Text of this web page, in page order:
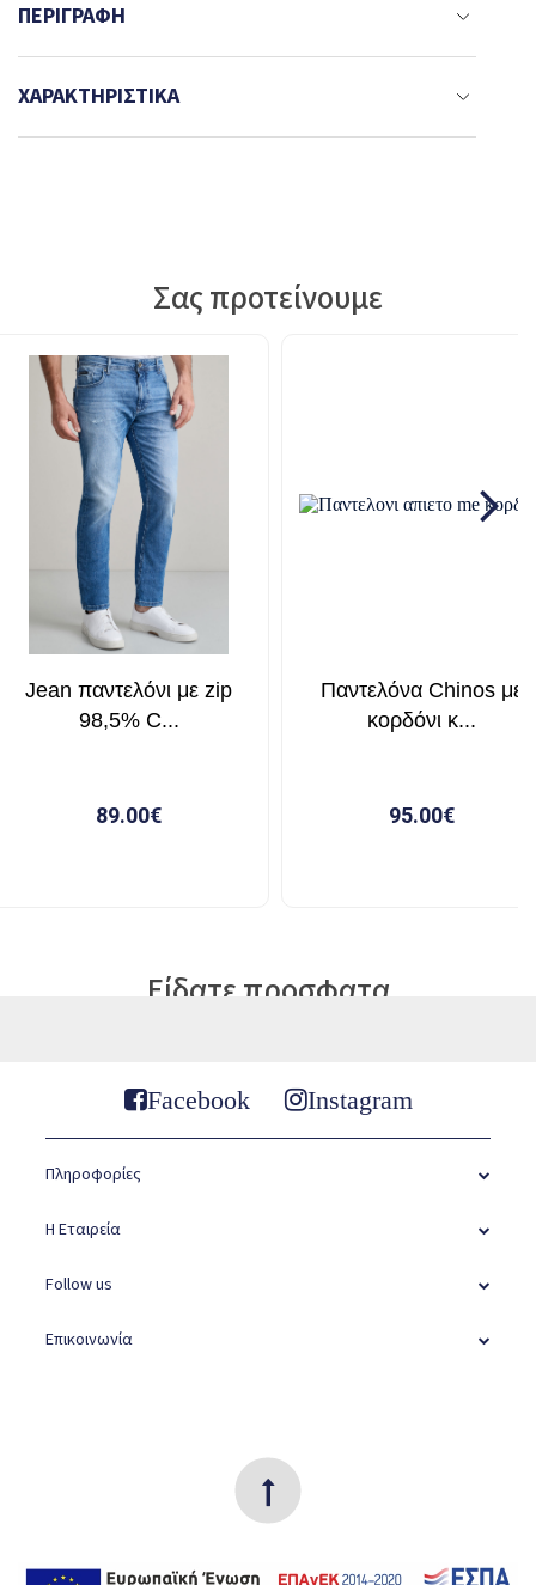
ΠΕΡΙΓΡΑΦΉ
ΧΑΡΑΚΤΗΡΙΣΤΙΚΆ
Σας προτείνουμε
Είδατε προσφατα
Facebook Instagram
Πληροφορίες
Η Εταιρεία
Follow us
Επικοινωνία